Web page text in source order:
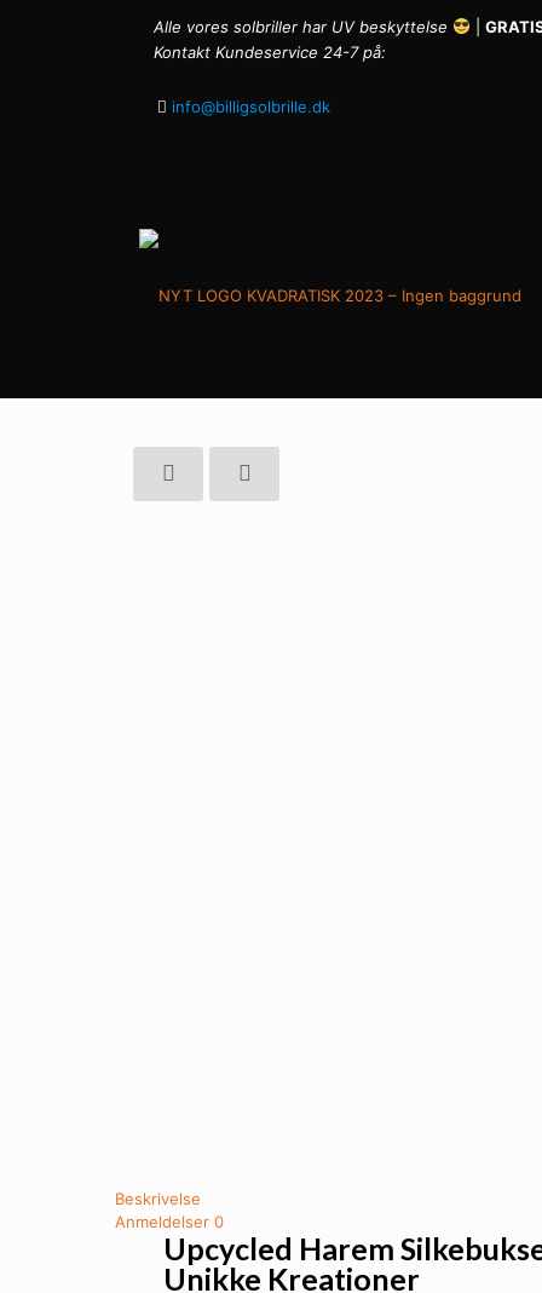
Alle vores solbriller har UV beskyttelse
Kontakt Kundeservice 24-7 på:
info@billigsolbrille.dk
Beskrivelse
Anmeldelser 0
Upcycled Harem
Unikke Kreationer